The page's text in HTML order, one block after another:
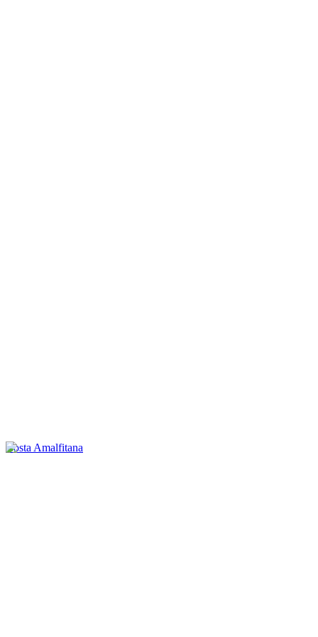
Costa Amalfitana